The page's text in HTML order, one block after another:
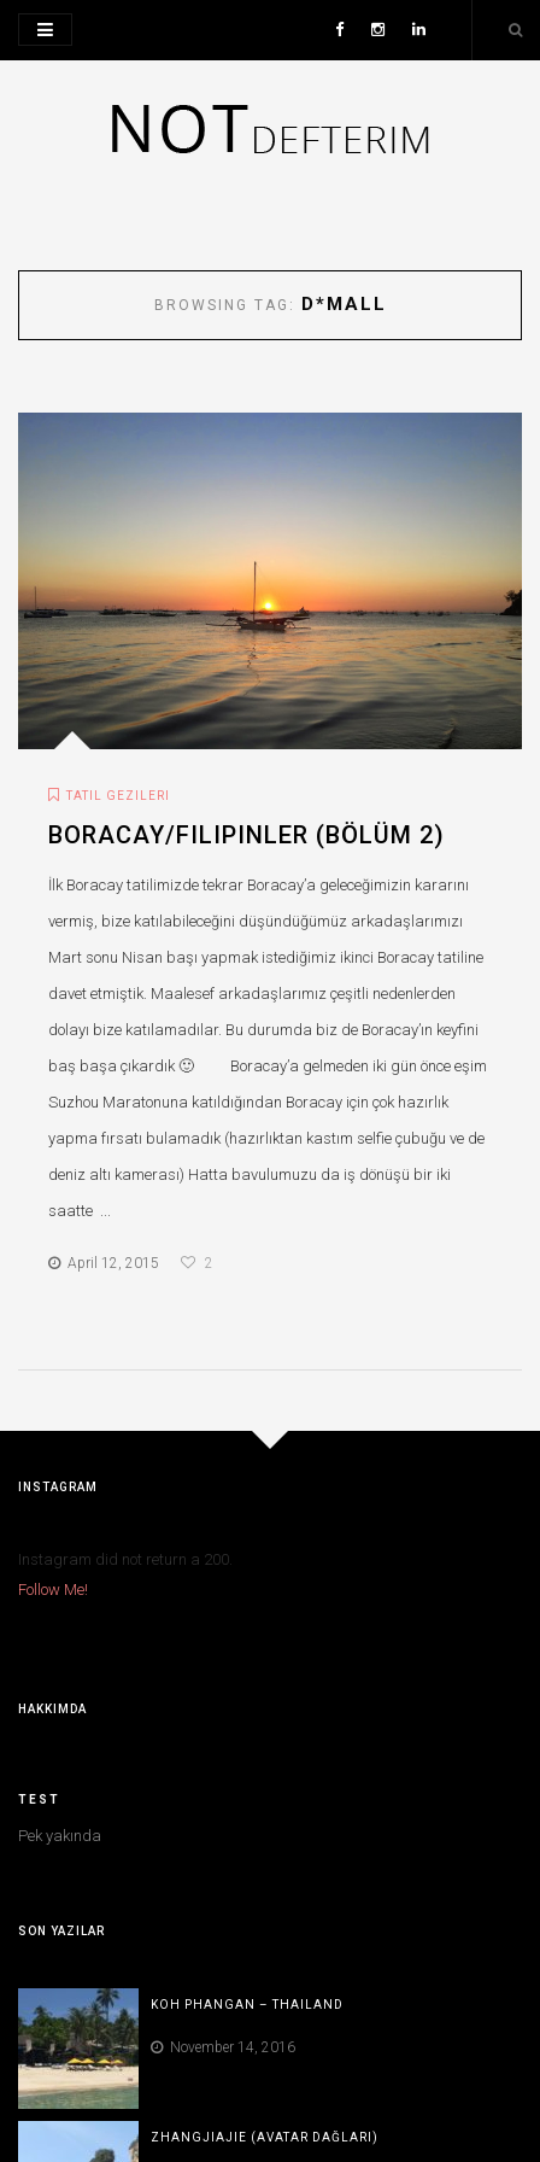
BROWSING TAG: D*MALL
TATIL GEZILERI
BORACAY/FILIPINLER (BÖLÜM 2)
İlk Boracay tatilimizde tekrar Boracay’a geleceğimizin kararını
vermiş, bize katılabileceğini düşündüğümüz arkadaşlarımızı
Mart sonu Nisan başı yapmak istediğimiz ikinci Boracay tatiline
davet etmiştik. Maalesef arkadaşlarımız çeşitli nedenlerden
dolayı bize katılamadılar. Bu durumda biz de Boracay’ın keyfini
baş başa çıkardık 🙂 Boracay’a gelmeden iki gün önce eşim
Suzhou Maratonuna katıldığından Boracay için çok hazırlık
yapma fırsatı bulamadık (hazırlıktan kastım selfie çubuğu ve de
deniz altı kamerası) Hatta bavulumuzu da iş dönüşü bir iki
saatte ...
April 12, 2015 2
INSTAGRAM
Instagram did not return a 200.
Follow Me!
HAKKIMDA
TEST
Pek yakında
SON YAZILAR
KOH PHANGAN – THAILAND
November 14, 2016
ZHANGJIAJIE (AVATAR DAĞLARI)